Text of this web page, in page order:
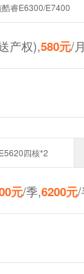
酷睿E6300/E7400
产权),580元/
四核*2
元/季,6200元/